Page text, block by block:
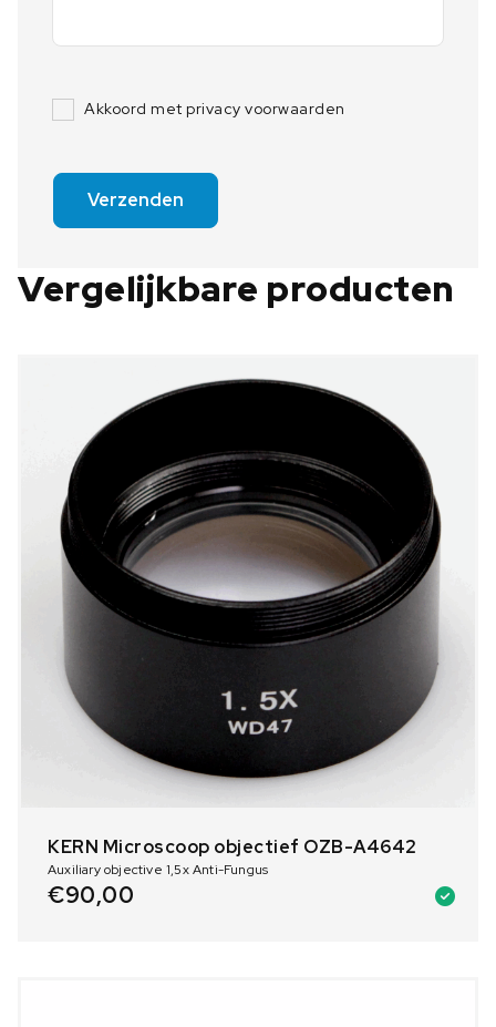
Akkoord met privacy voorwaarden
Verzenden
Vergelijkbare producten
KERN Microscoop objectief OZB-A4642
Auxiliary objective 1,5x Anti-Fungus
€90,00